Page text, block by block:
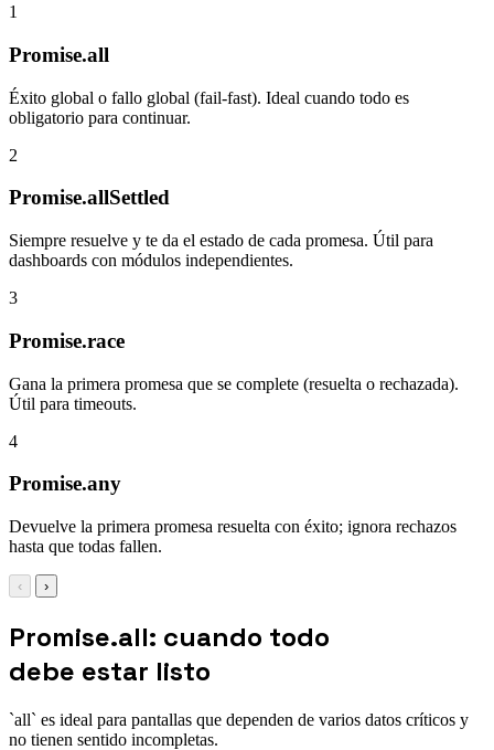
1
Promise.all
Éxito global o fallo global (fail-fast). Ideal cuando todo es
obligatorio para continuar.
2
Promise.allSettled
Siempre resuelve y te da el estado de cada promesa. Útil para
dashboards con módulos independientes.
3
Promise.race
Gana la primera promesa que se complete (resuelta o rechazada).
Útil para timeouts.
4
Promise.any
Devuelve la primera promesa resuelta con éxito; ignora rechazos
hasta que todas fallen.
‹ ›
Promise.all: cuando todo
debe estar listo
`all` es ideal para pantallas que dependen de varios datos críticos y
no tienen sentido incompletas.